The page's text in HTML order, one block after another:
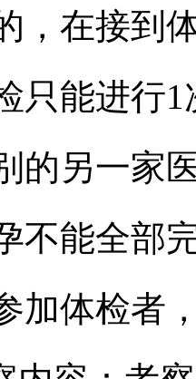
，在接到
只能进行
的另一家
不能全部
加体检者